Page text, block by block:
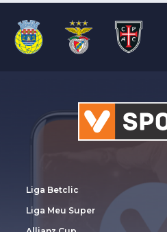
Liga Betclic
Liga Meu Super